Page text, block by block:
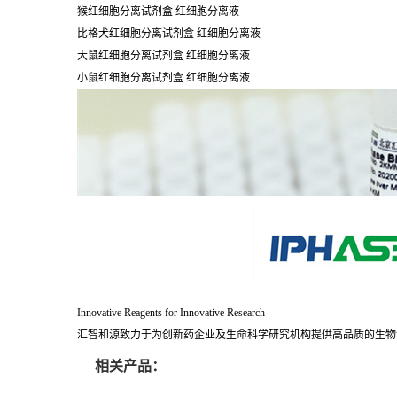
猴红细胞分离试剂盒 红细胞分离液
比格犬红细胞分离试剂盒 红细胞分离液
大鼠红细胞分离试剂盒 红细胞分离液
小鼠红细胞分离试剂盒 红细胞分离液
Innovative Reagents for Innovative Research
汇智和源致力于为创新药企业及生命科学研究机构提供高品质的生
相关产品：